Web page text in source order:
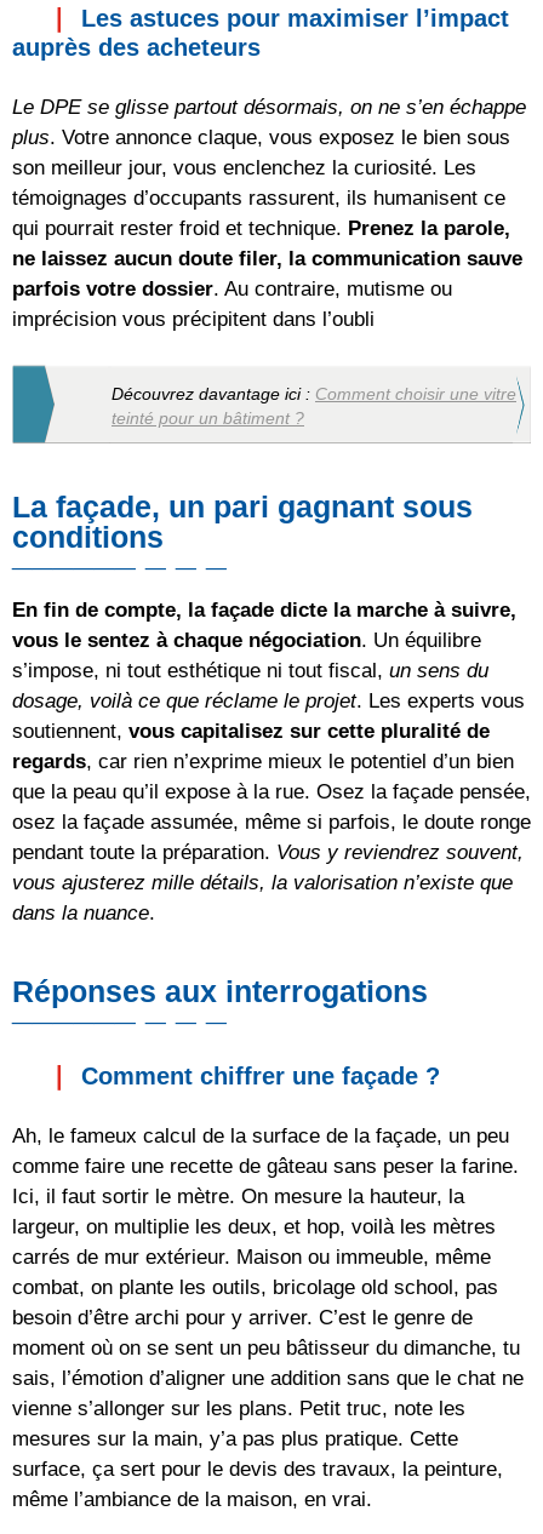
Les astuces pour maximiser l’impact
auprès des acheteurs
Le DPE se glisse partout désormais, on ne s’en échappe
plus. Votre annonce claque, vous exposez le bien sous
son meilleur jour, vous enclenchez la curiosité. Les
témoignages d’occupants rassurent, ils humanisent ce
qui pourrait rester froid et technique. Prenez la parole,
ne laissez aucun doute filer, la communication sauve
parfois votre dossier. Au contraire, mutisme ou
imprécision vous précipitent dans l’oubli
Découvrez davantage ici : Comment choisir une vitre
teinté pour un bâtiment ?
La façade, un pari gagnant sous
conditions
En fin de compte, la façade dicte la marche à suivre,
vous le sentez à chaque négociation. Un équilibre
s’impose, ni tout esthétique ni tout fiscal, un sens du
dosage, voilà ce que réclame le projet. Les experts vous
soutiennent, vous capitalisez sur cette pluralité de
regards, car rien n’exprime mieux le potentiel d’un bien
que la peau qu’il expose à la rue. Osez la façade pensée,
osez la façade assumée, même si parfois, le doute ronge
pendant toute la préparation. Vous y reviendrez souvent,
vous ajusterez mille détails, la valorisation n’existe que
dans la nuance.
Réponses aux interrogations
Comment chiffrer une façade ?
Ah, le fameux calcul de la surface de la façade, un peu
comme faire une recette de gâteau sans peser la farine.
Ici, il faut sortir le mètre. On mesure la hauteur, la
largeur, on multiplie les deux, et hop, voilà les mètres
carrés de mur extérieur. Maison ou immeuble, même
combat, on plante les outils, bricolage old school, pas
besoin d’être archi pour y arriver. C’est le genre de
moment où on se sent un peu bâtisseur du dimanche, tu
sais, l’émotion d’aligner une addition sans que le chat ne
vienne s’allonger sur les plans. Petit truc, note les
mesures sur la main, y’a pas plus pratique. Cette
surface, ça sert pour le devis des travaux, la peinture,
même l’ambiance de la maison, en vrai.